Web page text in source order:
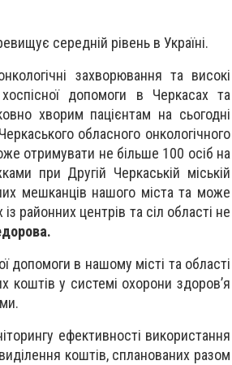
середній рівень в Україні.
захворювання та високі
допомоги в Черкасах та
хворим пацієнтам на сьогодні
обласного онкологічного
отримувати не більше 100 осіб на
при Другій Черкаській міській
мешканців нашого міста та може
районних центрів та сіл області не
допомоги в нашому місті та області
коштів у системі охорони здоров’я
ефективності використання
коштів, спланованих разом